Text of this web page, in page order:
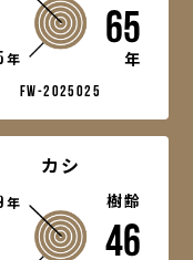
年
65
年
fw-2025025
カシ
年 樹齢
46